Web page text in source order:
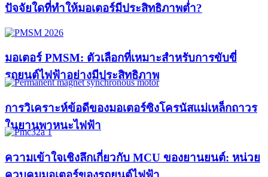
ปัจจัยใดที่ทำให้มอเตอร์มีประสิทธิภาพต่ำ?
มอเตอร์ PMSM: ตัวเลือกที่เหมาะสำหรับการขับขี่
รถยนต์ไฟฟ้าอย่างมีประสิทธิภาพ
การวิเคราะห์ข้อดีของมอเตอร์ซิงโครนัสแม่เหล็กถาวร
ในยานพาหนะไฟฟ้า
ความเข้าใจเชิงลึกเกี่ยวกับ MCU ของยานยนต์: หน่วย